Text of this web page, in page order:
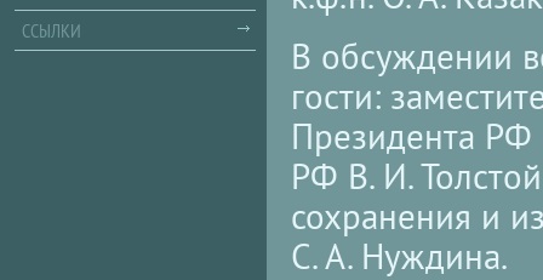
В обсуждении
гости:
Президента РФ
РФ В. И.
сохранения и
С. А. Нуждина.
ССЫЛКИ